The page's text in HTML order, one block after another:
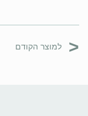
< למוצר הקודם